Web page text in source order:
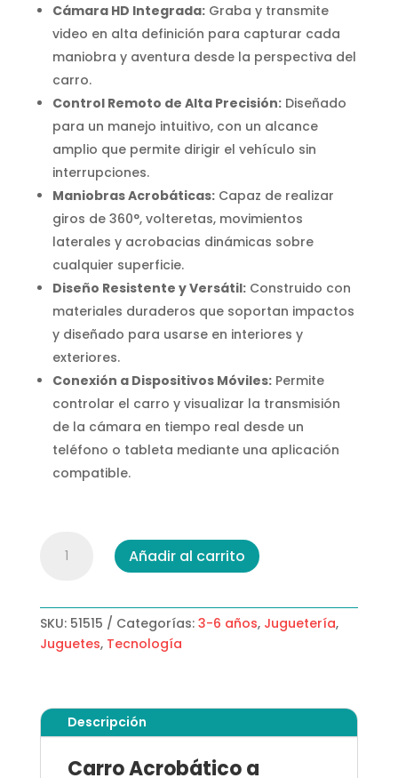
Cámara HD Integrada:Graba y transmite
video en alta definición para capturar cada
maniobra y aventura desde la perspectiva del
carro.
Control Remoto de Alta Precisión:Diseñado
para un manejo intuitivo, con un alcance
amplio que permite dirigir el vehículo sin
interrupciones.
Maniobras Acrobáticas:Capaz de realizar
giros de 360°, volteretas, movimientos
laterales y acrobacias dinámicas sobre
cualquier superficie.
Diseño Resistente y Versátil:Construido con
materiales duraderos que soportan impactos
y diseñado para usarse en interiores y
exteriores.
Conexión a Dispositivos Móviles:Permite
controlar el carro y visualizar la transmisión
de la cámara en tiempo real desde un
teléfono o tableta mediante una aplicación
compatible.
Acrobático
HD
cantidad
Añadir al carrito
SKU: 51515 Categorías: 3-6 años, Juguetería,
Juguetes, Tecnología
Descripción
Carro Acrobático a